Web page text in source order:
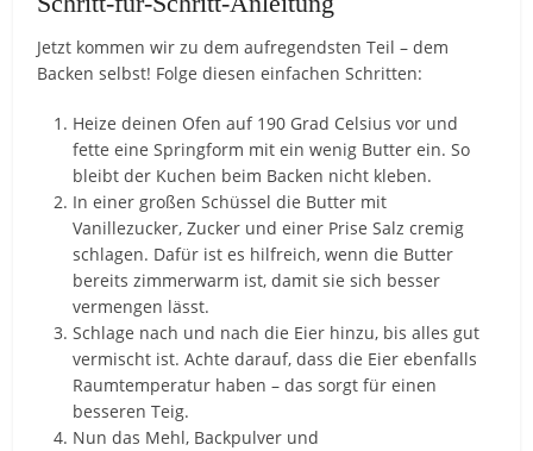
Jetzt kommen wir zu dem aufregendsten Teil – dem
Backen selbst! Folge diesen einfachen Schritten:
Heize deinen Ofen auf 190 Grad Celsius vor und
fette eine Springform mit ein wenig Butter ein. So
bleibt der Kuchen beim Backen nicht kleben.
In einer großen Schüssel die Butter mit
Vanillezucker, Zucker und einer Prise Salz cremig
schlagen. Dafür ist es hilfreich, wenn die Butter
bereits zimmerwarm ist, damit sie sich besser
vermengen lässt.
Schlage nach und nach die Eier hinzu, bis alles gut
vermischt ist. Achte darauf, dass die Eier ebenfalls
Raumtemperatur haben – das sorgt für einen
besseren Teig.
Nun das Mehl, Backpulver und